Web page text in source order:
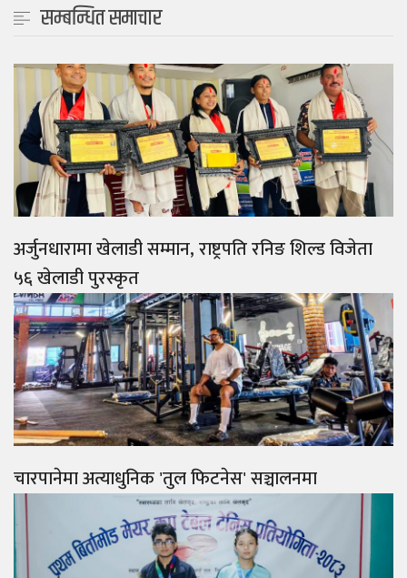
सम्बन्धित समाचार
अर्जुनधारामा खेलाडी सम्मान, राष्ट्रपति रनिङ शिल्ड विजेता
५६ खेलाडी पुरस्कृत
चारपानेमा अत्याधुनिक 'तुल फिटनेस' सञ्चालनमा